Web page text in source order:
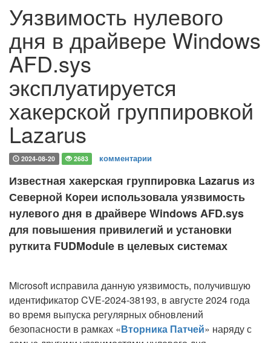
Уязвимость нулевого
дня в драйвере Windows
AFD.sys
эксплуатируется
хакерской группировкой
Lazarus
2024-08-20 2683 комментарии
Известная хакерская группировка Lazarus из
Северной Кореи использовала уязвимость
нулевого дня в драйвере Windows AFD.sys
для повышения привилегий и установки
руткита FUDModule в целевых системах
Microsoft исправила данную уязвимость, получившую
идентификатор CVE-2024-38193, в августе 2024 года
во время выпуска регулярных обновлений
безопасности в рамках «Вторника Патчей» наряду с